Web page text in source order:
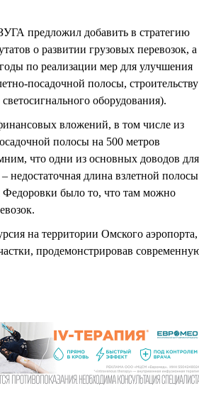
предложил добавить в стратегию
о развитии грузовых перевозок, а
по реализации мер для улучшения
посадочной полосы, строительству
оборудования).
вложений, в том числе из
полосы на 500 метров
что одни из основных доводов для
недостаточная длина взлетной полосы
было то, что там можно
на территории Омского аэропорта,
продемонстрировав